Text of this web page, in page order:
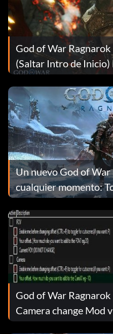
God of War
(Saltar Intro de Inicio)
Un nuevo God of
cualquier momento:
God of War
Camera change Mod